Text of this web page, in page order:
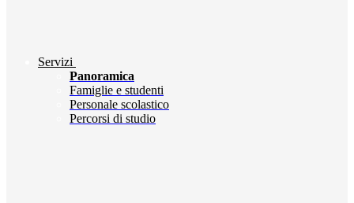
Servizi
Panoramica
Famiglie e studenti
Personale scolastico
Percorsi di studio